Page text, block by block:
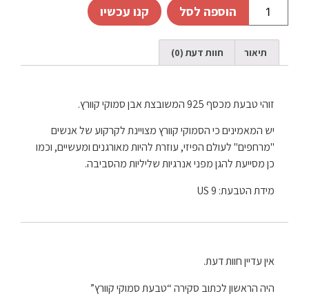
הוספה לסל קנו עכשיו
תיאור חוות דעת (0)
זוהי טבעת מכסף 925 המשובצת אבן סמוקי קוורץ.
יש המאמינים כי הסמוקי קוורץ מצויינת לקרקוע של אנשים
"מרחפים" לעולם הפיזי, עוזרת להיות מאורגנים ומעשיים, וכמו
כן מסייעת להגן מפני אנרגיות שליליות מהסביבה.
מידת הטבעת: 9 US
אין עדיין חוות דעת.
היה הראשון לכתוב סקירה “טבעת סמוקי קוורץ”